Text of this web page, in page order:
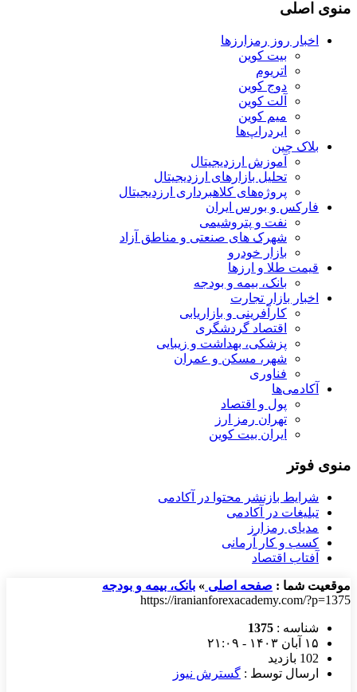
منوی اصلی
اخبار روز رمزارزها
بیت کوین
اتریوم
دوج کوین
آلت کوین
میم کوین‌
ایردراپ‌ها
بلاک چین
آموزش ارزدیجیتال
تحلیل بازارهای ارزدیجیتال
پروژه‌های کلاهبرداری ارزدیجیتال
فارکس و بورس ایران
نفت و پتروشیمی
شهرک های صنعتی و مناطق آزاد
بازار خودرو
قیمت طلا و ارزها
بانک، بیمه و بودجه
اخبار بازار تجارت
کارآفرینی و بازاریابی
اقتصاد گردشگری
پزشکی، بهداشت و زیبایی
شهر، مسکن و عمران
فناوری
آکادمی‌ها
پول و اقتصاد
تهران رمز ارز
ایران بیت کوین
منوی فوتر
شرایط بازنشر محتوا در آکادمی
تبلیغات در آکادمی
مدیای رمزارز
کسب و کار آرمانی
آفتاب اقتصاد
موقعیت شما : صفحه اصلی » بانک، بیمه و بودجه
https://iranianforexacademy.com/?p=1375
شناسه : 1375
۱۵ آبان ۱۴۰۳ - ۲۱:۰۹
102 بازدید
ارسال توسط : گسترش نیوز